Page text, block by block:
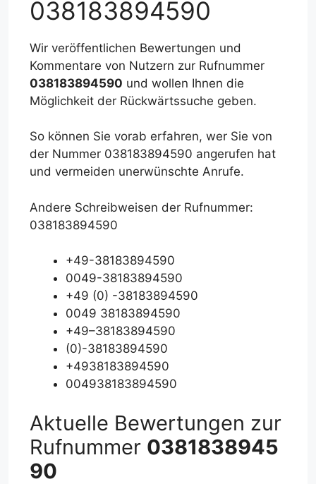
038183894590
Wir veröffentlichen Bewertungen und
Kommentare von Nutzern zur Rufnummer
038183894590 und wollen Ihnen die
Möglichkeit der Rückwärtssuche geben.
So können Sie vorab erfahren, wer Sie von
der Nummer 038183894590 angerufen hat
und vermeiden unerwünschte Anrufe.
Andere Schreibweisen der Rufnummer:
038183894590
+49-38183894590
0049-38183894590
+49 (0) -38183894590
0049 38183894590
+49–38183894590
(0)-38183894590
+4938183894590
004938183894590
Aktuelle Bewertungen zur
Rufnummer 0381838945
90